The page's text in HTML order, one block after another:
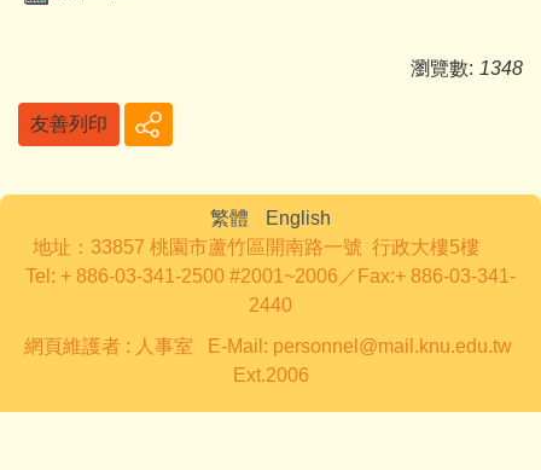
瀏覽數: 1348
友善列印
繁體
English
地址：33857 桃園市蘆竹區開南路一號 行政大樓5樓
Tel: + 886-03-341-2500 #2001~2006／Fax:+ 886-03-341-
2440
網頁維護者 : 人事室 E-Mail: personnel@mail.knu.edu.tw
Ext.2006